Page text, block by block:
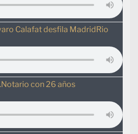
Calafat desfila MadridRio
con 26 años